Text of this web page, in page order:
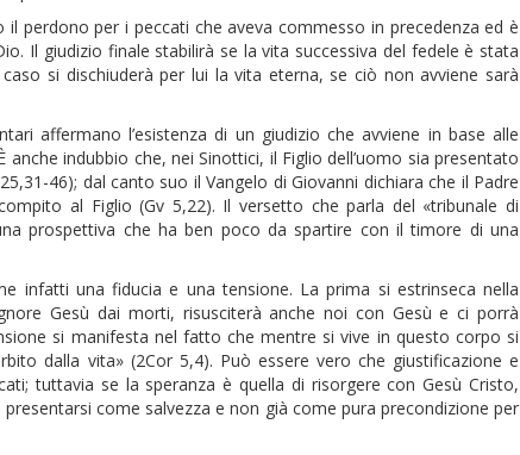
perdono per i peccati che aveva commesso in precedenza ed è
Il giudizio finale stabilirà se la vita successiva del fedele è stata
si dischiuderà per lui la vita eterna, se ciò non avviene sarà
affermano l’esistenza di un giudizio che avviene in base alle
indubbio che, nei Sinottici, il Figlio dell’uomo sia presentato
46); dal canto suo il Vangelo di Giovanni dichiara che il Padre
al Figlio (Gv 5,22). Il versetto che parla del «tribunale di
prospettiva che ha ben poco da spartire con il timore di una
infatti una fiducia e una tensione. La prima si estrinseca nella
Gesù dai morti, risusciterà anche noi con Gesù e ci porrà
si manifesta nel fatto che mentre si vive in questo corpo si
dalla vita» (2Cor 5,4). Può essere vero che giustificazione e
tuttavia se la speranza è quella di risorgere con Gesù Cristo,
come salvezza e non già come pura precondizione per